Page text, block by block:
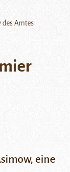
Amtes
eine